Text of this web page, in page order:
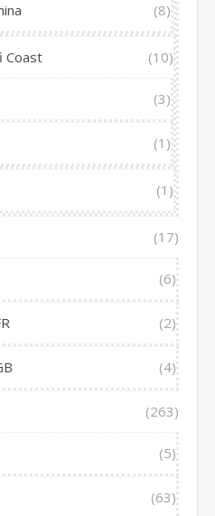
(8)
Coast (10)
(3)
(1)
(1)
(17)
(6)
(2)
(4)
(263)
(5)
(63)